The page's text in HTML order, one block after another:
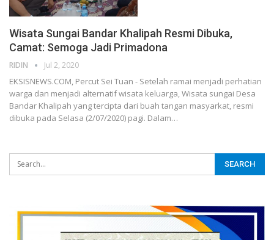
Wisata Sungai Bandar Khalipah Resmi Dibuka,
Camat: Semoga Jadi Primadona
RIDIN Jul 2, 2020
EKSISNEWS.COM, Percut Sei Tuan - Setelah ramai menjadi perhatian
warga dan menjadi alternatif wisata keluarga, Wisata sungai Desa
Bandar Khalipah yang tercipta dari buah tangan masyarkat, resmi
dibuka pada Selasa (2/07/2020) pagi. Dalam…